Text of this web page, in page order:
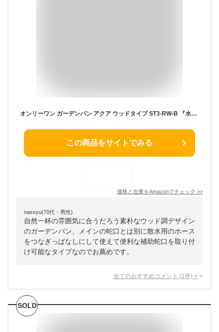
オンリーワン ガーデンパン アクア ウッドタイプ ST3-RW-B 『水栓柱・立水栓セット 水受け付き（蛇口は別売）』 ウッドブラウン
この商品をサイトでみる
価格と在庫をAmazonでチェック >>
nassyu(70代・男性)
自然一杯の雰囲気に合うだろう素朴なウッド調デザイン
のガーデンパン、メインの蛇口とは別に散水用のホース
をつなぎっぱなしにして使えて便利な補助蛇口を取り付
け可能なタイプなのでお薦めです。
全てのおすすめコメント (1 件) >
SOLD